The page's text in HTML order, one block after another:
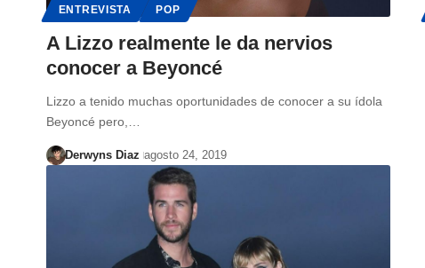
ENTREVISTA POP
A Lizzo realmente le da nervios
conocer a Beyoncé
Lizzo a tenido muchas oportunidades de conocer a su ídola
Beyoncé pero,…
Derwyns Diaz agosto 24, 2019